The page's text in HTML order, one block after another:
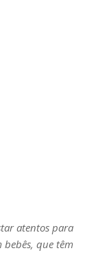
atentos para
que têm